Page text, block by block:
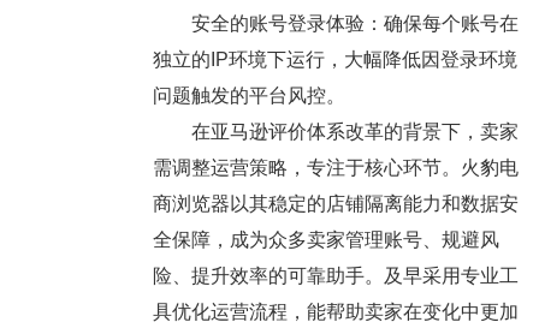
安全的账号登录体验：确保每个账号在
独立的IP环境下运行，大幅降低因登录环境
问题触发的平台风控。
在亚马逊评价体系改革的背景下，卖家
需调整运营策略，专注于核心环节。火豹电
商浏览器以其稳定的店铺隔离能力和数据安
全保障，成为众多卖家管理账号、规避风
险、提升效率的可靠助手。及早采用专业工
具优化运营流程，能帮助卖家在变化中更加